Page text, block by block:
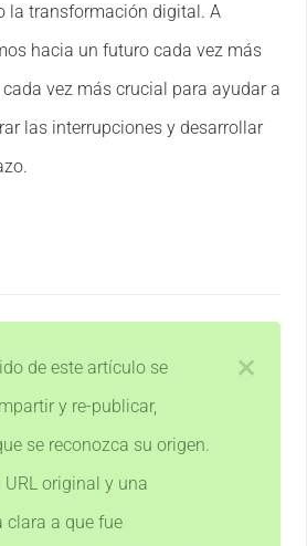
la transformación digital. A
hacia un futuro cada vez más
vez más crucial para ayudar a
las interrupciones y desarrollar
de este artículo se
y re-publicar,
se reconozca su origen.
URL original y una
clara a que fue